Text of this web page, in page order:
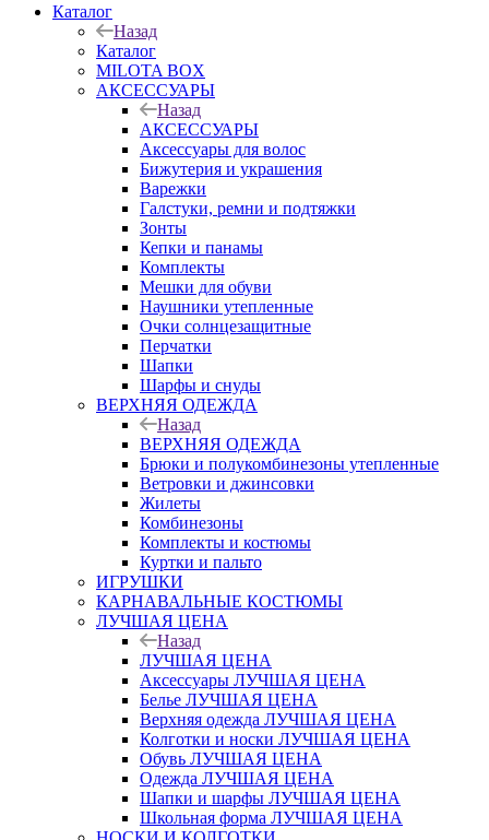
Каталог
Назад
Каталог
MILOTA BOX
АКСЕССУАРЫ
Назад
АКСЕССУАРЫ
Аксессуары для волос
Бижутерия и украшения
Варежки
Галстуки, ремни и подтяжки
Зонты
Кепки и панамы
Комплекты
Мешки для обуви
Наушники утепленные
Очки солнцезащитные
Перчатки
Шапки
Шарфы и снуды
ВЕРХНЯЯ ОДЕЖДА
Назад
ВЕРХНЯЯ ОДЕЖДА
Брюки и полукомбинезоны утепленные
Ветровки и джинсовки
Жилеты
Комбинезоны
Комплекты и костюмы
Куртки и пальто
ИГРУШКИ
КАРНАВАЛЬНЫЕ КОСТЮМЫ
ЛУЧШАЯ ЦЕНА
Назад
ЛУЧШАЯ ЦЕНА
Аксессуары ЛУЧШАЯ ЦЕНА
Белье ЛУЧШАЯ ЦЕНА
Верхняя одежда ЛУЧШАЯ ЦЕНА
Колготки и носки ЛУЧШАЯ ЦЕНА
Обувь ЛУЧШАЯ ЦЕНА
Одежда ЛУЧШАЯ ЦЕНА
Шапки и шарфы ЛУЧШАЯ ЦЕНА
Школьная форма ЛУЧШАЯ ЦЕНА